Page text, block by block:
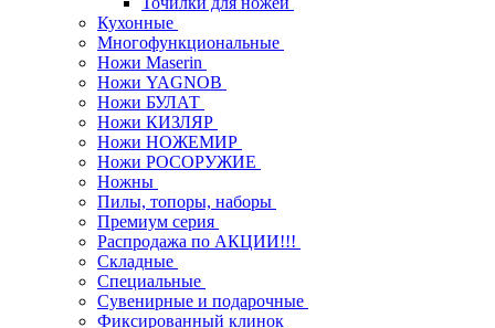
Кухонные
Многофункциональные
Ножи Maserin
Ножи YAGNOB
Ножи БУЛАТ
Ножи КИЗЛЯР
Ножи НОЖЕМИР
Ножи РОСОРУЖИЕ
Ножны
Пилы, топоры, наборы
Премиум серия
Распродажа по АКЦИИ!!!
Складные
Специальные
Сувенирные и подарочные
Фиксированный клинок